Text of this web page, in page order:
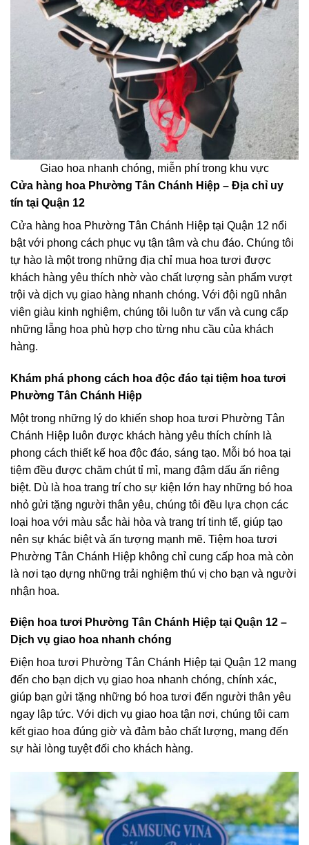
Giao hoa nhanh chóng, miễn phí trong khu vực
Cửa hàng hoa Phường Tân Chánh Hiệp – Địa chỉ uy
tín tại Quận 12
Cửa hàng hoa Phường Tân Chánh Hiệp tại Quận 12 nổi
bật với phong cách phục vụ tận tâm và chu đáo. Chúng tôi
tự hào là một trong những địa chỉ mua hoa tươi được
khách hàng yêu thích nhờ vào chất lượng sản phẩm vượt
trội và dịch vụ giao hàng nhanh chóng. Với đội ngũ nhân
viên giàu kinh nghiệm, chúng tôi luôn tư vấn và cung cấp
những lẵng hoa phù hợp cho từng nhu cầu của khách
hàng.
Khám phá phong cách hoa độc đáo tại tiệm hoa tươi
Phường Tân Chánh Hiệp
Một trong những lý do khiến shop hoa tươi Phường Tân
Chánh Hiệp luôn được khách hàng yêu thích chính là
phong cách thiết kế hoa độc đáo, sáng tạo. Mỗi bó hoa tại
tiệm đều được chăm chút tỉ mỉ, mang đậm dấu ấn riêng
biệt. Dù là hoa trang trí cho sự kiện lớn hay những bó hoa
nhỏ gửi tặng người thân yêu, chúng tôi đều lựa chọn các
loại hoa với màu sắc hài hòa và trang trí tinh tế, giúp tạo
nên sự khác biệt và ấn tượng mạnh mẽ. Tiệm hoa tươi
Phường Tân Chánh Hiệp không chỉ cung cấp hoa mà còn
là nơi tạo dựng những trải nghiệm thú vị cho bạn và người
nhận hoa.
Điện hoa tươi Phường Tân Chánh Hiệp tại Quận 12 –
Dịch vụ giao hoa nhanh chóng
Điện hoa tươi Phường Tân Chánh Hiệp tại Quận 12 mang
đến cho bạn dịch vụ giao hoa nhanh chóng, chính xác,
giúp bạn gửi tặng những bó hoa tươi đến người thân yêu
ngay lập tức. Với dịch vụ giao hoa tận nơi, chúng tôi cam
kết giao hoa đúng giờ và đảm bảo chất lượng, mang đến
sự hài lòng tuyệt đối cho khách hàng.